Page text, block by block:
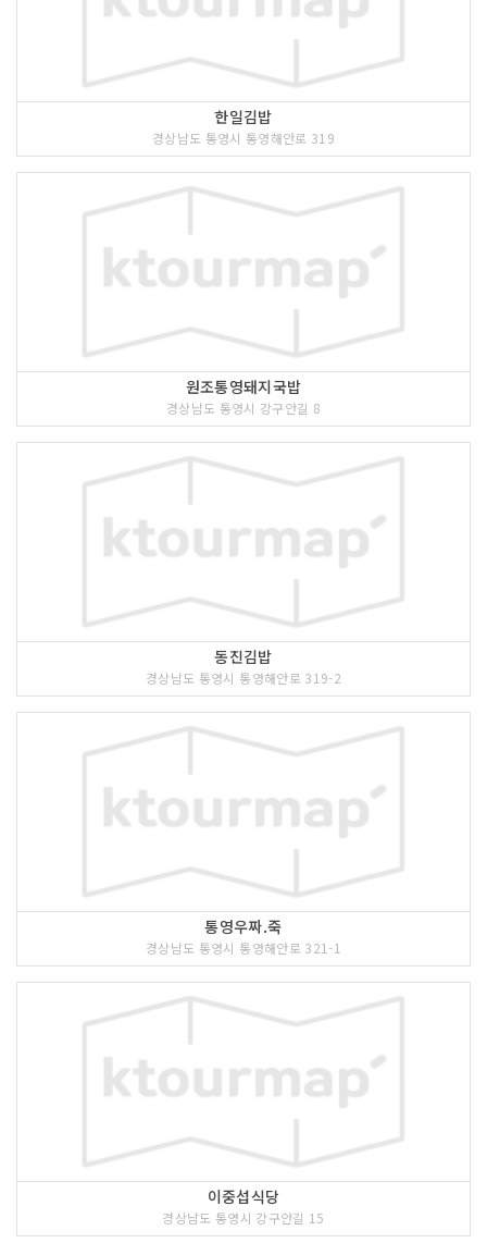
한일김밥
경상남도 통영시 통영해안로 319
원조통영돼지국밥
경상남도 통영시 강구안길 8
동진김밥
경상남도 통영시 통영해안로 319-2
통영우짜.죽
경상남도 통영시 통영해안로 321-1
이중섭식당
경상남도 통영시 강구안길 15